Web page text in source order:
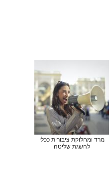
מרד ומחלוקת ציבורית ככלי
להשגת שליטה